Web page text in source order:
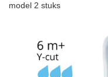
model 2 stuks